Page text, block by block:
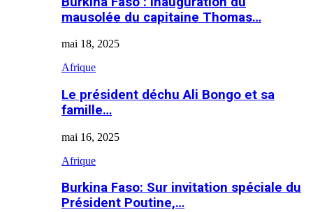
mausolée du capitaine Thomas…
mai 18, 2025
Afrique
Le président déchu Ali Bongo et sa
famille…
mai 16, 2025
Afrique
Burkina Faso: Sur invitation spéciale du
Président Poutine,…